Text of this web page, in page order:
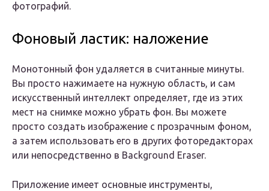
фотографий.
Фоновый ластик: наложение
Монотонный фон удаляется в считанные минуты.
Вы просто нажимаете на нужную область, и сам
искусственный интеллект определяет, где из этих
мест на снимке можно убрать фон. Вы можете
просто создать изображение с прозрачным фоном,
а затем использовать его в других фоторедакторах
или непосредственно в Background Eraser.
Приложение имеет основные инструменты,